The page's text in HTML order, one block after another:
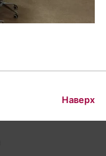
Наверх